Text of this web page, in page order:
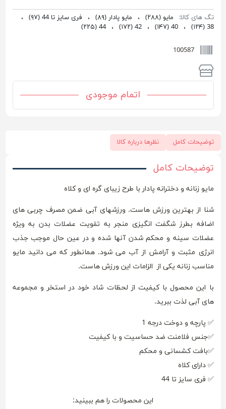
تگ های کالا: مایو(۲۸۸) ، مایو پادار(۸۹) ، فری سایز تا 44 (۹۷)
،
38 (۱۲۴) ، 40 (۱۴۷) ، 42 (۱۷۲) ، 44 (۲۲۵)
100587
اتمام موجودی
توضیحات کامل نظرها درباره کالا
توضیحات کامل
مایو زنانه و دخترانه پادار با طرح زیبای گره ای و کلاه
شنا از بهترین ورزش هاست. ورزشهای آبی ضمن مصرف چربی های
اضافه بطرز شگفت انگیزی منجر به تقویت عضلات بدن به ویژه
عضلات سینه و محکم شدن آنها شده و در عین حال موجب جذب
انرژی مثبت و آرامش از آب می شود. همانطور که می دانید مایو
مناسب زنانه یکی از الزامات این ورزش هاست.
با این محصول با کیفیت از لحظات شاد خود در استخر و مجموعه
های آبی لذت ببرید.
✅ پارچه و دوخت درجه 1
✅جنس فلامنت ضد حساسیت و با کیفیت
✅بافت کشسانی و محکم
✅ دارای کلاه
✅ فری سایز تا 44
این محصولات را هم ببینید: